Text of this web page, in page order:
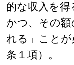
的な収入を得
かつ、その額
れる」ことが
条１項）。